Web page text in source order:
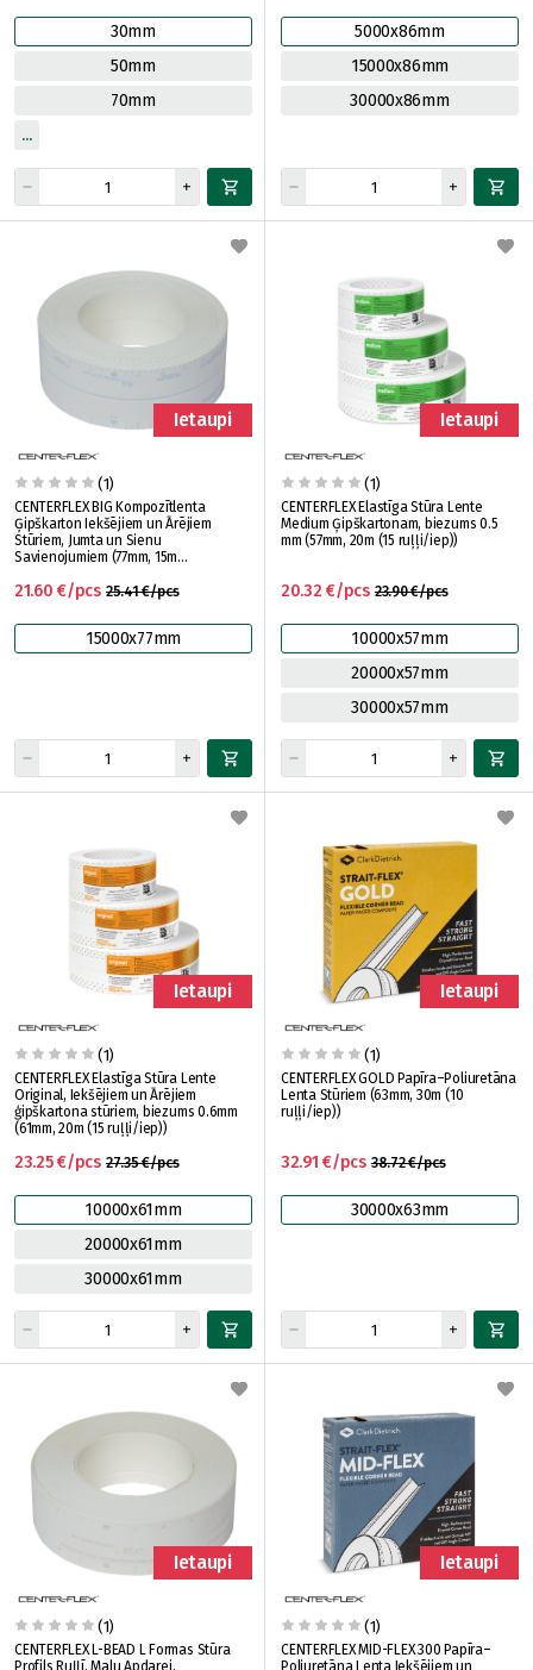
30mm
50mm
70mm
5000x86mm
15000x86mm
30000x86mm
Ietaupi
(1)
CENTERFLEX BIG Kompozītlenta
Ģipškarton Iekšējiem un Ārējiem
Stūriem, Jumta un Sienu
Savienojumiem (77mm, 15m
25.41 €/pcs
21.60 €/pcs
15000x77mm
Ietaupi
(1)
CENTERFLEX Elastīga Stūra Lente
Medium Ģipškartonam, biezums 0.5
mm (57mm, 20m (15 ruļļi/iep))
23.90 €/pcs
20.32 €/pcs
10000x57mm
20000x57mm
30000x57mm
Ietaupi
(1)
CENTERFLEX Elastīga Stūra Lente
Original, Iekšējiem un Ārējiem
ģipškartona stūriem, biezums 0.6mm
(61mm, 20m (15 ruļļi/iep))
27.35 €/pcs
23.25 €/pcs
10000x61mm
20000x61mm
30000x61mm
Ietaupi
(1)
CENTERFLEX GOLD Papīra–Poliuretāna
Lenta Stūriem (63mm, 30m (10
ruļļi/iep))
38.72 €/pcs
32.91 €/pcs
30000x63mm
Ietaupi
(1)
CENTERFLEX L-BEAD L Formas Stūra
Profils Ruļļī, Malu Apdarei,
Ietaupi
(1)
CENTERFLEX MID-FLEX 300 Papīra–
Poliuretāna Lenta Iekšējiem un